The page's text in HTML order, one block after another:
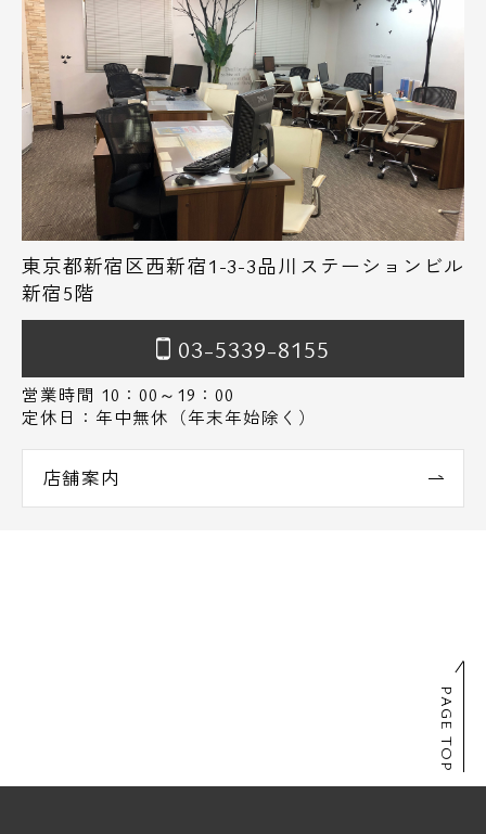
東京都新宿区西新宿1-3-3品川ステーションビル
新宿5階
03-5339-8155
営業時間 10：00～19：00
定休日：年中無休（年末年始除く）
店舗案内
PAGE TOP